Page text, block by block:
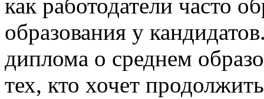
как работодатели часто
образования у
диплома о среднем
тех, кто хочет